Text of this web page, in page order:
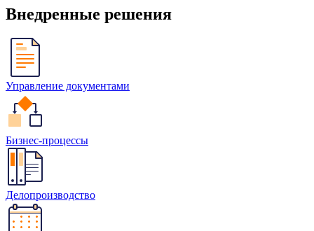
Внедренные решения
Управление документами
Бизнес-процессы
Делопроизводство